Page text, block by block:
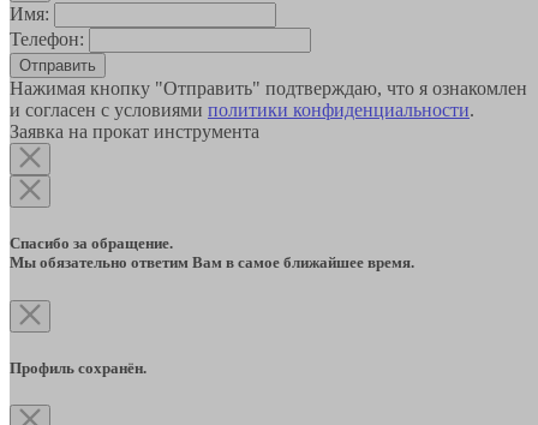
Имя:
Телефон:
Отправить
Нажимая кнопку "Отправить" подтверждаю, что я ознакомлен
и согласен с условиями политики конфиденциальности.
Заявка на прокат инструмента
Спасибо за обращение.
Мы обязательно ответим Вам в самое ближайшее время.
Профиль сохранён.